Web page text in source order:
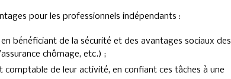
pour les professionnels indépendants :
bénéficiant de la sécurité et des avantages sociaux des
chômage, etc.) ;
de leur activité, en confiant ces tâches à une